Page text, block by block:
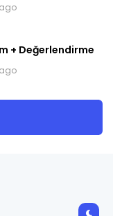
+ Değerlendirme